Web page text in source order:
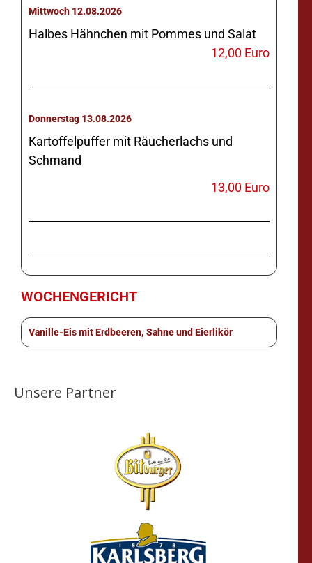
Mittwoch 12.08.2026
Halbes Hähnchen mit Pommes und Salat
12,00 Euro
Donnerstag 13.08.2026
Kartoffelpuffer mit Räucherlachs und
Schmand
13,00 Euro
WOCHENGERICHT
Vanille-Eis mit Erdbeeren, Sahne und Eierlikör
Unsere Partner